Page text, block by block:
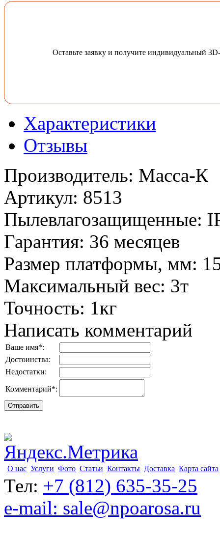
Оставьте заявку и получите индивидуальный
Характеристики
Отзывы
Производитель: Масса-К
Артикул: 8513
Пылевлагозащищенные:
Гарантия: 36 месяцев
Размер платформы, мм:
Максимальный вес: 3т
Точность: 1кг
Написать комментарий
Ваше имя*:
Достоинства:
Недостатки:
Комментарий*:
О нас Услуги Фото Статьи Контакты Доставка Карта сайта
Тел: +7 (812) 635-35-25
e-mail: sale@npoarosa.ru